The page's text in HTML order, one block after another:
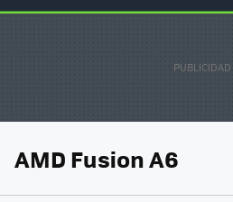
AMD Fusion A6